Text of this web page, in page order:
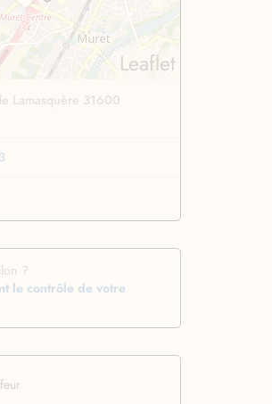
pour boucler facilement
Profiterà -50%
Leaflet
Lamasquère 31600
?
le contrôle de votre